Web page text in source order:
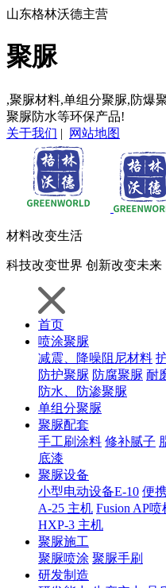
山东格林沃德主营
聚脲
,聚脲材料,单组分聚脲,防爆
聚脲防水等环保产品!
关于我们 | 网站地图
材料改变生活
科技改变世界 创新改变未来
首页
喷涂聚脲
减震、降噪阻尼材料
防护聚脲 防腐聚脲 耐
防水、防渗聚脲
单组分聚脲
聚脲配套
手工刷涂料 修补腻子
底漆
聚脲设备
小型电动设备E-10 便
A-25 主机 Fusion AP喷
HXP-3 主机
聚脲施工
聚脲喷涂 聚脲手刷
研发制造